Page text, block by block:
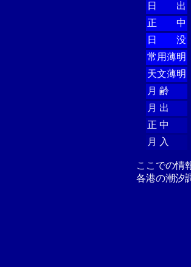
日 出
正 中
日 没
常用薄明
天文薄明
月 齢
月 出
正 中
月 入
ここでの情
各港の潮汐